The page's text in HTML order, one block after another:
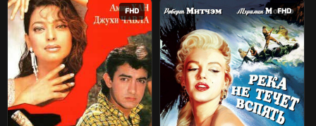
FHD FHD